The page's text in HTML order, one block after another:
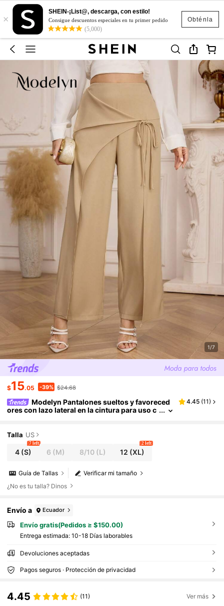
Obténla
×
SHEIN-¡List@, descarga, con estilo!
Consigue descuentos especiales en tu primer pedido
(5,000)
1/7
$15.05 -39% $24.68
Modelyn Pantalones sueltos y favoreced
ores con lazo lateral en la cintura para uso c
4.45 (11)
Talla US
4 (S)
7 left
6 (M) 8/10(L) 12 (XL)
2 left
Verificar mi tamaño
Guía de Tallas
¿No es tu talla? Dinos
Envío a Ecuador
Envío gratis(Pedidos ≥ $150.00)
Entrega estimada: 10-18 Días laborables
Devoluciones aceptadas
Pagos seguros · Protección de privacidad
4.45 (11) Ver más